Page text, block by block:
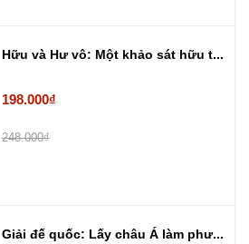
Hữu và Hư vô: Một khảo sát hữu t...
198.000₫
248.000₫
Giải đế quốc: Lấy châu Á làm phư...